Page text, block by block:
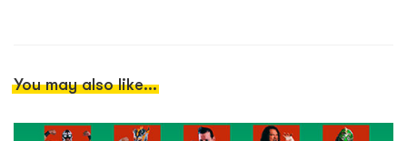
You may also like...